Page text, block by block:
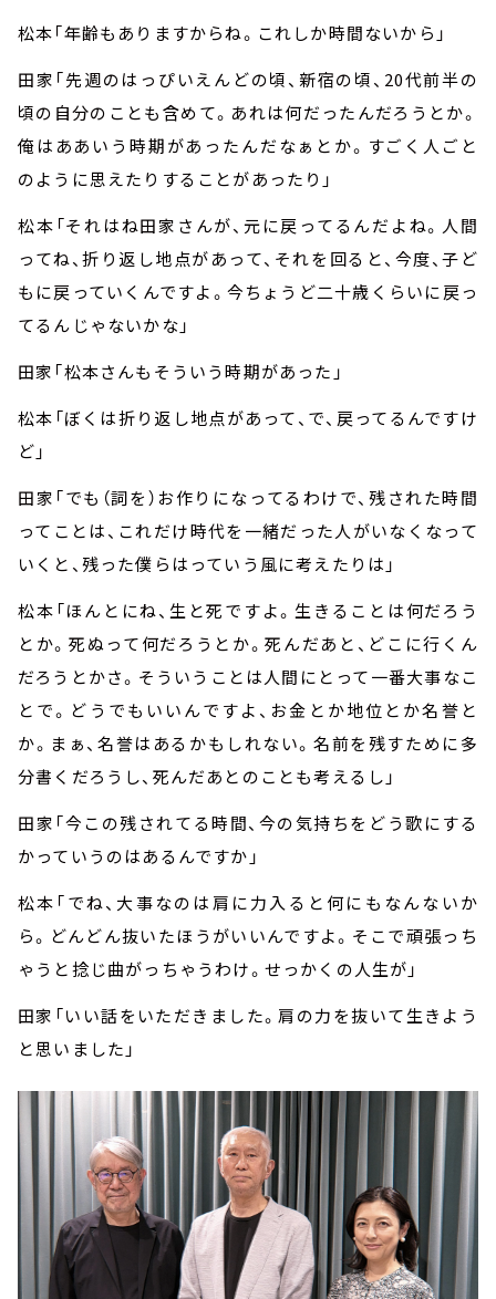
松本「年齢もありますからね。これしか時間ないから」
田家「先週のはっぴいえんどの頃、新宿の頃、 20代前半の
頃の自分のことも含めて。あれは何だったんだろうとか。
俺はああいう時期があったんだなぁとか。すごく人ごと
のように思えたりすることがあったり」
松本「それはね田家さんが、元に戻ってるんだよね。人間
ってね、折り返し地点があって、それを回ると、今度、子ど
もに戻っていくんですよ。今ちょうど二十歳くらいに戻っ
てるんじゃないかな」
田家「松本さんもそういう時期があった」
松本「ぼくは折り返し地点があって、で、戻ってるんですけ
ど」
田家「でも（詞を）お作りになってるわけで、残された時間
ってことは、これだけ時代を一緒だった人がいなくなって
いくと、残った僕らはっていう風に考えたりは」
松本「ほんとにね、生と死ですよ。生きることは何だろう
とか。死ぬって何だろうとか。死んだあと、どこに行くん
だろうとかさ。そういうことは人間にとって一番大事なこ
とで。どうでもいいんですよ、お金とか地位とか名誉と
か。まぁ、名誉はあるかもしれない。名前を残すために多
分書くだろうし、死んだあとのことも考えるし」
田家「今この残されてる時間、今の気持ちをどう歌にする
かっていうのはあるんですか」
松本「でね、大事なのは肩に力入ると何にもなんないか
ら。どんどん抜いたほうがいいんですよ。そこで頑張っち
ゃうと捻じ曲がっちゃうわけ。せっかくの人生が」
田家「いい話をいただきました。肩の力を抜いて生きよう
と思いました」